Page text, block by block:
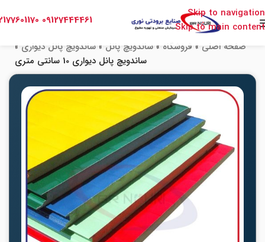
Skip to navigation
Skip to main content
09127444461
صفحه اصلی » فروشگاه » ساندویچ پانل » ساندویچ پانل دیواری »
ساندویچ پانل دیواری 10 سانتی متری